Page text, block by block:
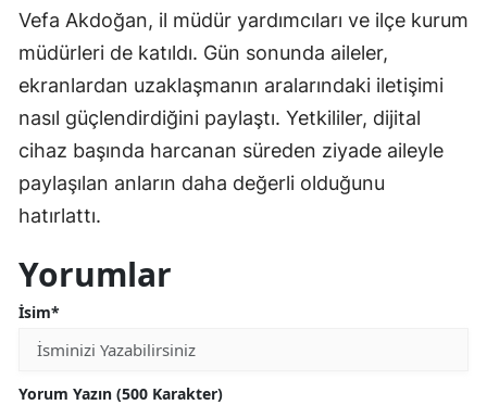
Vefa Akdoğan, il müdür yardımcıları ve ilçe kurum
müdürleri de katıldı. Gün sonunda aileler,
ekranlardan uzaklaşmanın aralarındaki iletişimi
nasıl güçlendirdiğini paylaştı. Yetkililer, dijital
cihaz başında harcanan süreden ziyade aileyle
paylaşılan anların daha değerli olduğunu
hatırlattı.
Yorumlar
İsim*
Yorum Yazın (500 Karakter)